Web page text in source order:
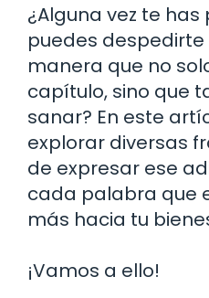
¿Alguna vez te
puedes despedirte
manera que no
capítulo, sino que
sanar? En este
explorar diversas
de expresar ese
cada palabra que
más hacia tu
¡Vamos a ello!